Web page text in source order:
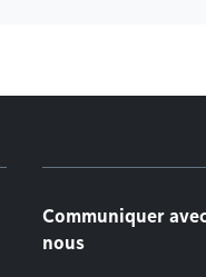
Communiquer
nous